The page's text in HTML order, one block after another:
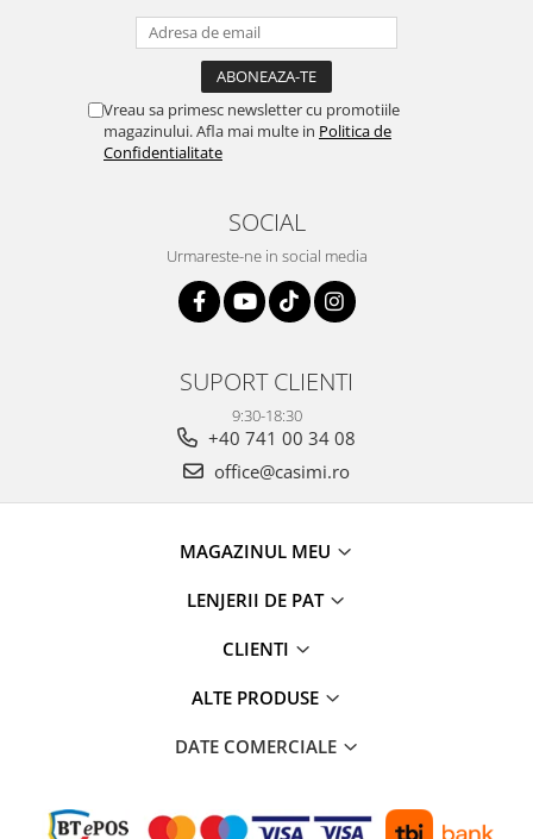
Vreau sa primesc newsletter cu promotiile
magazinului. Afla mai multe in Politica de
Confidentialitate
SOCIAL
Urmareste-ne in social media
SUPORT CLIENTI
9:30-18:30
+40 741 00 34 08
office@casimi.ro
MAGAZINUL MEU
LENJERII DE PAT
CLIENTI
ALTE PRODUSE
DATE COMERCIALE